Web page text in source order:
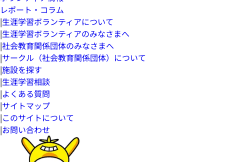
レポート・コラム
|生涯学習ボランティアについて
|生涯学習ボランティアのみなさまへ
|社会教育関係団体のみなさまへ
|サークル（社会教育関係団体）について
|施設を探す
|生涯学習相談
|よくある質問
|サイトマップ
|このサイトについて
|お問い合わせ